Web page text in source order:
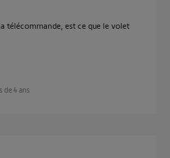
télécommande, est ce que le volet
de 4 ans